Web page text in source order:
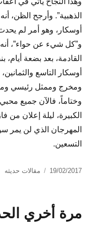
الذهبية”. وأرجح الظن،
أوسكار، وهو أمر لم
و”كل شيء عن حواء”،
القادمة، بعد بضعة
أوسكار التاسع
ومخرج وممثل رئيسي
وختاماً، فالآن جميع محبي
الكبيرة، ليلة إعلان من
المهرجان الذي لن يمر
التسعين.
نُشرت
19/02/2017 التصنيفات
مقالات حديثه
مرة أخري